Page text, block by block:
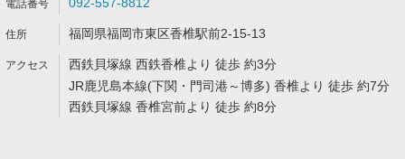
福岡県福岡市東区香椎駅前2-15-13
西鉄貝塚線 西鉄香椎より 徒歩 約3分
JR鹿児島本線(下関・門司港～博多) 香椎より 徒歩 約7分
西鉄貝塚線 香椎宮前より 徒歩 約8分